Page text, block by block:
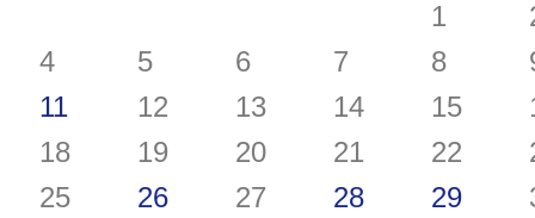
1
4
5 6 7 8
11
12 13 14 15
18
19 20 21 22
25
26 27 28 29